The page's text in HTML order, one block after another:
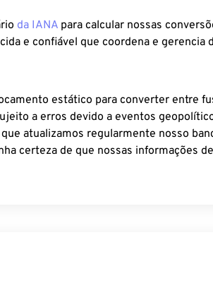
da IANA para calcular nossas
e confiável que coordena e gerencia
estático para converter entre
a erros devido a eventos
atualizamos regularmente nosso
certeza de que nossas informações